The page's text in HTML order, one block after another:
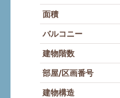
面積
バルコニー
建物階数
部屋/区画番号
建物構造